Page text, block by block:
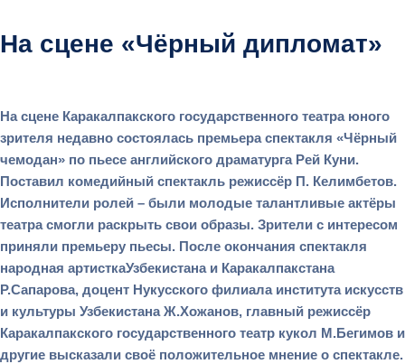
На сцене «Чёрный дипломат»
На сцене Каракалпакского государственного театра юного
зрителя недавно состоялась премьера спектакля «Чёрный
чемодан» по пьесе английского драматурга Рей Куни.
Поставил комедийный спектакль режиссёр П. Келимбетов.
Исполнители ролей – были молодые талантливые актёры
театра смогли раскрыть свои образы. Зрители с интересом
приняли премьеру пьесы. После окончания спектакля
народная артисткаУзбекистана и Каракалпакстана
Р.Сапарова, доцент Нукусского филиала института искусств
и культуры Узбекистана Ж.Хожанов, главный режиссёр
Каракалпакского государственного театр кукол М.Бегимов и
другие высказали своё положительное мнение о спектакле.